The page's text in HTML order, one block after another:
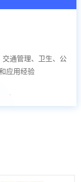
通管理、卫生、公
应用经验